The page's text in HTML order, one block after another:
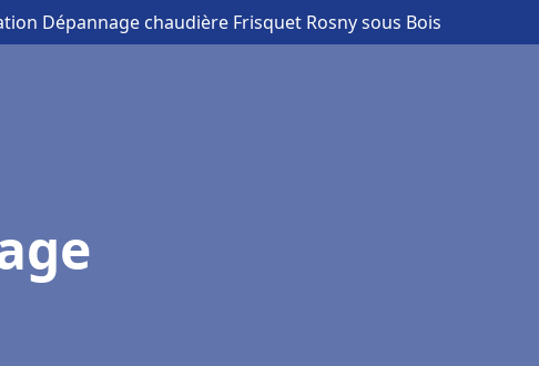
Dépannage chaudière Frisquet Rosny sous Bois